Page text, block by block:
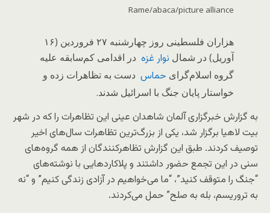
Rame/abaca/picture alliance
هزاران فلسطینی روز چهارشنبه ۲۷ فروردین (۱۶
آوریل) در شمال نوار غزه در اقدامی کم‌سابقه علیه
گروه اسلام‌گرای حماس دست به تظاهرات زده و
خواستار پایان جنگ با اسرائیل شدند.
به گزارش خبرگزاری آلمان شاهدان عینی این تظاهرات را که در شهر
بیت لاهیا برگزار شد، یکی از بزرگ‌ترین تظاهرات سال‌های اخیر
توصیف کردند. طبق این گزارش تظاهرکنندگان از همه گروه‌های
سنی در این تجمع حضور داشتند و پلاکاردهایی با نوشته‌های
“جنگ را متوقف کنید”، “ما می‌خواهیم در آزادی زندگی کنیم” و “نه
به تروریسم، بله به صلح” حمل می‌کردند.